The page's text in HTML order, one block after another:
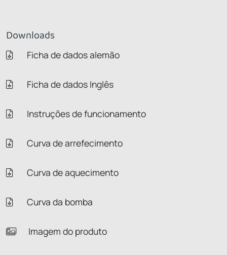
Downloads
Ficha de dados alemão
Ficha de dados Inglês
Instruções de funcionamento
Curva de arrefecimento
Curva de aquecimento
Curva da bomba
Imagem do produto